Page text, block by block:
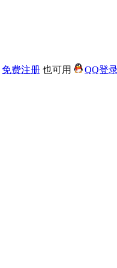
免费注册 也可用 QQ登